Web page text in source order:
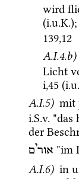
wird
(i.u.K.);
139,12
A.I.4.b)
Licht
i,45 (
A.I.5) mit
i.S.v. "das
der
אורים "im
A.I.6) in